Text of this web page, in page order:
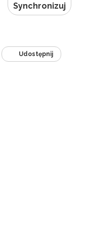
Synchronizuj
Udostępnij